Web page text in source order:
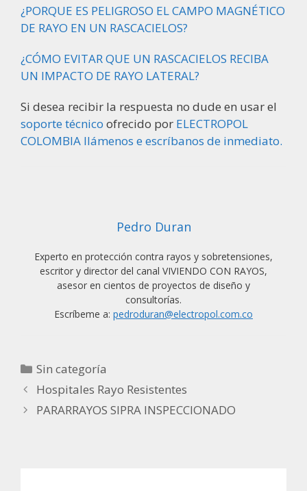
¿PORQUE ES PELIGROSO EL CAMPO MAGNÉTICO
DE RAYO EN UN RASCACIELOS?
¿CÓMO EVITAR QUE UN RASCACIELOS RECIBA
UN IMPACTO DE RAYO LATERAL?
Si desea recibir la respuesta no dude en usar el
soporte técnico ofrecido por ELECTROPOL
COLOMBIA llámenos e escríbanos de inmediato.
Pedro Duran
Experto en protección contra rayos y sobretensiones,
escritor y director del canal VIVIENDO CON RAYOS,
asesor en cientos de proyectos de diseño y
consultorías.
Escríbeme a: pedroduran@electropol.com.co
Categorías
Sin categoría
Hospitales Rayo Resistentes
PARARRAYOS SIPRA INSPECCIONADO